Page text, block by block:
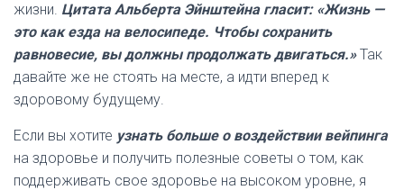
жизни. Цитата Альберта Эйнштейна гласит: «Жизнь —
это как езда на велосипеде. Чтобы сохранить
равновесие, вы должны продолжать двигаться.»Так
давайте же не стоять на месте, а идти вперед к
здоровому будущему.
Если вы хотите узнать больше о воздействии вейпинга
на здоровье и получить полезные советы о том, как
поддерживать свое здоровье на высоком уровне, я